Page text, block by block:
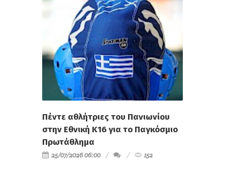
Πέντε αθλήτριες του Πανιωνίου
στην Εθνική Κ16 για το Παγκόσμιο
Πρωτάθλημα
25/07/2026 06:00 152